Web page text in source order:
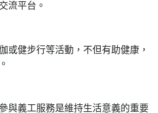
流平台。
或健步行等活動，不但有助健康，
與義工服務是維持生活意義的重要